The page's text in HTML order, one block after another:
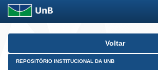
Skip
Voltar
REPOSITÓRIO INSTITUCIONAL DA UNB